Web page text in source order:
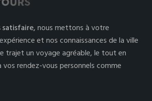
satisfaire,nous mettons à votre
et nos connaissances de la ville
trajet un voyage agréable, le tout en
vos rendez-vous personnels comme